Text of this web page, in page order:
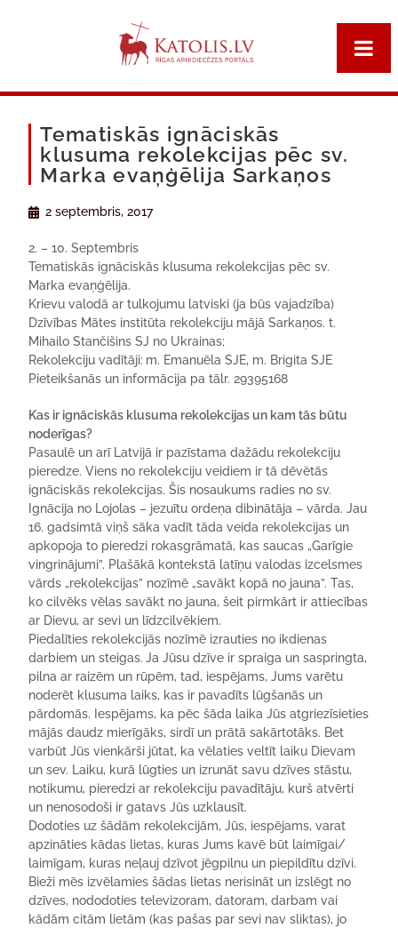
Tematiskās ignāciskās
klusuma rekolekcijas pēc sv.
Marka evaņģēlija Sarkaņos
2 septembris, 2017
2. – 10. Septembris
Tematiskās ignāciskās klusuma rekolekcijas pēc sv.
Marka evaņģēlija.
Krievu valodā ar tulkojumu latviski (ja būs vajadzība)
Dzīvības Mātes institūta rekolekciju mājā Sarkaņos. t.
Mihailo Stančišins SJ no Ukrainas;
Rekolekciju vadītāji: m. Emanuēla SJE, m. Brigita SJE
Pieteikšanās un informācija pa tālr. 29395168
Kas ir ignāciskās klusuma rekolekcijas un kam tās būtu
noderīgas?
Pasaulē un arī Latvijā ir pazīstama dažādu rekolekciju
pieredze. Viens no rekolekciju veidiem ir tā dēvētās
ignāciskās rekolekcijas. Šis nosaukums radies no sv.
Ignācija no Lojolas – jezuītu ordeņa dibinātāja – vārda. Jau
16. gadsimtā viņš sāka vadīt tāda veida rekolekcijas un
apkopoja to pieredzi rokasgrāmatā, kas saucas „Garīgie
vingrinājumi”. Plašākā kontekstā latīņu valodas izcelsmes
vārds „rekolekcijas” nozīmē „savākt kopā no jauna”. Tas,
ko cilvēks vēlas savākt no jauna, šeit pirmkārt ir attiecības
ar Dievu, ar sevi un līdzcilvēkiem.
Piedalīties rekolekcijās nozīmē izrauties no ikdienas
darbiem un steigas. Ja Jūsu dzīve ir spraiga un saspringta,
pilna ar raizēm un rūpēm, tad, iespējams, Jums varētu
noderēt klusuma laiks, kas ir pavadīts lūgšanās un
pārdomās. Iespējams, ka pēc šāda laika Jūs atgriezīsieties
mājās daudz mierīgāks, sirdī un prātā sakārtotāks. Bet
varbūt Jūs vienkārši jūtat, ka vēlaties veltīt laiku Dievam
un sev. Laiku, kurā lūgties un izrunāt savu dzīves stāstu,
notikumu, pieredzi ar rekolekciju pavadītāju, kurš atvērti
un nenosodoši ir gatavs Jūs uzklausīt.
Dodoties uz šādām rekolekcijām, Jūs, iespējams, varat
apzināties kādas lietas, kuras Jums kavē būt laimīgai/
laimīgam, kuras neļauj dzīvot jēgpilnu un piepildītu dzīvi.
Bieži mēs izvēlamies šādas lietas nerisināt un izslēgt no
dzīves, nododoties televizoram, datoram, darbam vai
kādām citām lietām (kas pašas par sevi nav sliktas), jo